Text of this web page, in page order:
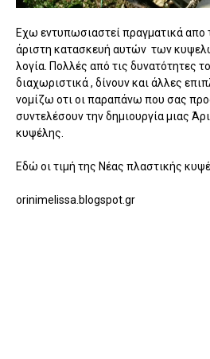
Εχω εντυπωσιαστεί πραγματικά απο
άριστη κατασκευή αυτών των
λογία. Πολλές από τις δυνατότητες
διαχωριστικά , δίνουν και άλλες
νομίζω οτι οι παραπάνω που σας
συντελέσουν την δημιουργία μιας
κυψέλης.
Εδώ οι τιμή της Νέας πλαστικής
orinimelissa.blogspot.gr